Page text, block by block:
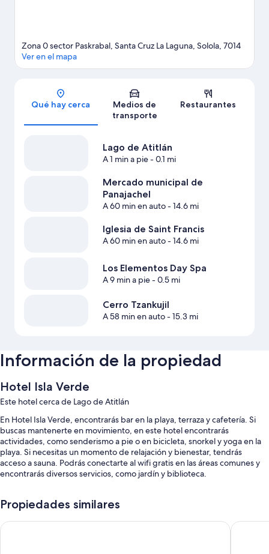
Sección del mapa
Zona 0 sector Paskrabal, Santa Cruz La Laguna, Solola, 7014
Ver en el mapa
Qué hay cerca
Medios de
transporte
Restaurantes
Lago de Atitlán
A 1 min a pie- 0.1 mi
Mercado municipal de
Panajachel
A 60 min en auto- 14.6 mi
Iglesia de Saint Francis
A 60 min en auto- 14.6 mi
Los Elementos Day Spa
A 9 min a pie- 0.5 mi
Cerro Tzankujil
A 58 min en auto- 15.3 mi
Información de la propiedad
Hotel Isla Verde
Este hotel cerca de Lago de Atitlán
En Hotel Isla Verde, encontrarás bar en la playa, terraza y cafetería. Si
buscas mantenerte en movimiento, en este hotel encontrarás
actividades, como senderismo a pie o en bicicleta, snorkel y yoga en la
playa. Si necesitas un momento de relajación y bienestar, tendrás
acceso a sauna. Podrás conectarte al wifi gratis en las áreas comunes y
encontrarás diversos servicios, como jardín y biblioteca.
Alberca al aire libre
Desayuno a la carta (con cargo), traslado desde/hacia la terminal de
Propiedades similares
Hotel y Cafe La Casa del Mundo La